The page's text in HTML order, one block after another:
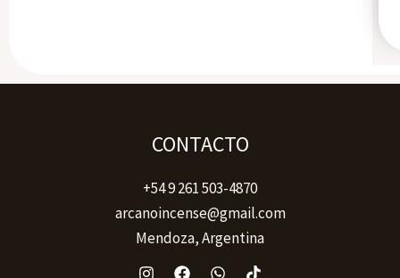
CONTACTO
+54 9 261 503-4870
arcanoincense@gmail.com
Mendoza, Argentina